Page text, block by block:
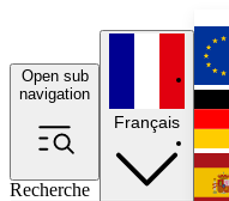
Open sub
navigation
Recherche
Français